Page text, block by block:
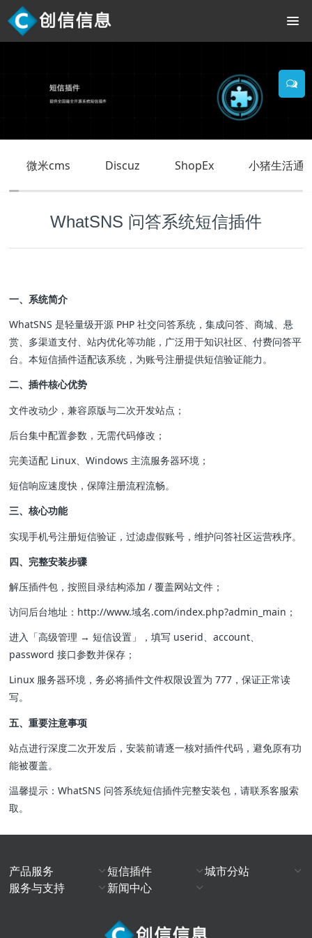
微米cms Discuz ShopEx 小猪生活通
WhatSNS 问答系统短信插件
一、系统简介
WhatSNS 是轻量级开源 PHP 社交问答系统，集成问答、商城、悬
赏、多渠道支付、站内优化等功能，广泛用于知识社区、付费问答平
台。本短信插件适配该系统，为账号注册提供短信验证能力。
二、插件核心优势
文件改动少，兼容原版与二次开发站点；
后台集中配置参数，无需代码修改；
完美适配 Linux、Windows 主流服务器环境；
短信响应速度快，保障注册流程流畅。
三、核心功能
实现手机号注册短信验证，过滤虚假账号，维护问答社区运营秩序。
四、完整安装步骤
解压插件包，按照目录结构添加 / 覆盖网站文件；
访问后台地址：http://www.域名.com/index.php?admin_main；
进入「高级管理 → 短信设置」，填写 userid、account、
password 接口参数并保存；
Linux 服务器环境，务必将插件文件权限设置为 777，保证正常读
写。
五、重要注意事项
站点进行深度二次开发后，安装前请逐一核对插件代码，避免原有功
能被覆盖。
温馨提示：WhatSNS 问答系统短信插件完整安装包，请联系客服索
取。
产品服务 短信插件
城市分站
服务与支持
新闻中心